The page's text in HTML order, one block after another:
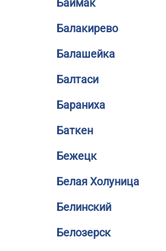
Баймак
Балакирево
Балашейка
Балтаси
Бараниха
Баткен
Бежецк
Белая Холуница
Белинский
Белозерск